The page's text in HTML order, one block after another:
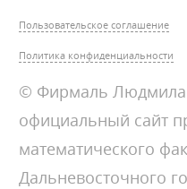
Пользовательское соглашение
Политика конфиденциальности
© Фирмаль
официальный сайт
математического
Дальневосточного